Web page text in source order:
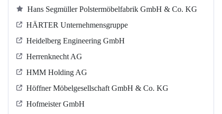
Hans Segmüller Polstermöbelfabrik GmbH & Co. KG
HÄRTER Unternehmensgruppe
Heidelberg Engineering GmbH
Herrenknecht AG
HMM Holding AG
Höffner Möbelgesellschaft GmbH & Co. KG
Hofmeister GmbH